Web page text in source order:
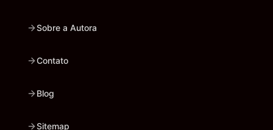
Sobre a Autora
Contato
Blog
Sitemap